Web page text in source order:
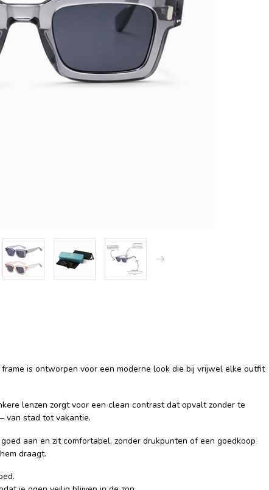
is ontworpen voor een moderne look die bij vrijwel elke outfit
lenzen zorgt voor een clean contrast dat opvalt zonder te
van stad tot vakantie.
aan en zit comfortabel, zonder drukpunten of een goedkoop
draagt.